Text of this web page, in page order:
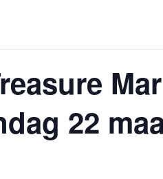
22